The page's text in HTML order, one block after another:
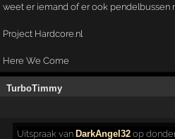
weet er iemand of er ook pendelbussen
Project Hardcore.nl
Here We Come
TurboTimmy
Uitspraak van DarkAngel32 op